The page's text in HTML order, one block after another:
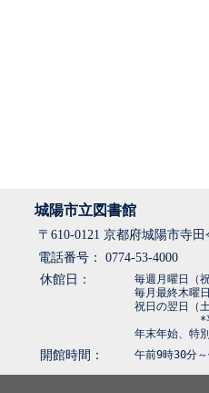
城陽市立図書館
〒610-0121 京都府城陽市寺
電話番号： 0774-53-4000
休館日：
毎週月曜日（
毎月最終木曜
祝日の翌日（
*平日：
年末年始、特
開館時間： 午前9時30分